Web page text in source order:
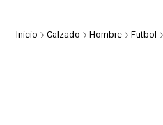
Inicio Calzado Hombre Futbol